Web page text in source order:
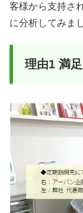
客様から支持さ
に分析してみま
理由1 満